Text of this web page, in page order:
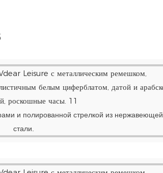
и полированной стрелкой из нержавеющей
стали.